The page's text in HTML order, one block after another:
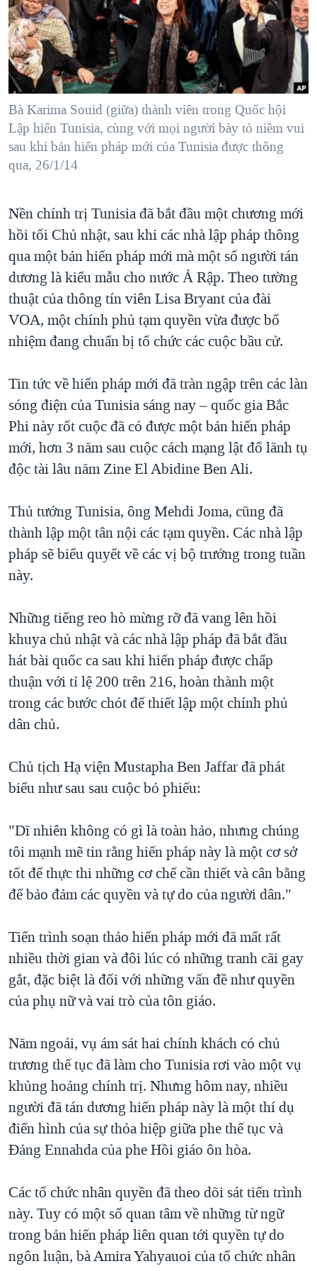
"Tìm"NGƯỜI VIỆT HẢI NGOẠI
ĐỜI SỐNG
KINH TẾ
KHOA HỌC
SỨC KHOẺ
VĂN HOÁ
THỂ THAO
TẠI
HÀNH TRÌNH BẦU CỬ 2024
MỘT NĂM CHIẾN TRANH TẠI DẢI GAZA
GIẢI MÃ VÀNH ĐAI & CON ĐƯỜNG
NGÀY TỊ NẠN THẾ GIỚI
TRỊNH VĨNH BÌNH - NGƯỜI HẠ 'BÊN THẮNG CUỘC'
GROUND ZERO – XƯA VÀ NAY
CÁC GIÁ TRỊ CỘNG HÒA Ở VIỆT NAM
THƯỢNG ĐỈNH TRUMP-KIM TẠI VIỆT NAM
TRỊNH VĨNH BÌNH VS. CHÍNH PHỦ VIỆT NAM
NGƯ DÂN VIỆT VÀ LÀN SÓNG TRỘM HẢI SÂM
BÊN KIA QUỐC LỘ: TIẾNG VỌNG TỪ NÔNG THÔN MỸ
QUAN HỆ VIỆT MỸ
VIDEO
NGHE
MẠNG XÃ HỘI
Ngôn ngữ khác
Bà Karima Souid (giữa) thành viên trong Quốc hội
Lập hiến Tunisia, cùng với mọi người bày tỏ niềm vui
sau khi bản hiến pháp mới của Tunisia được thông
qua, 26/1/14
Nền chính trị Tunisia đã bắt đầu một chương mới
hồi tối Chủ nhật, sau khi các nhà lập pháp thông
qua một bản hiến pháp mới mà một số người tán
dương là kiểu mẫu cho nước Ả Rập. Theo tường
thuật của thông tín viên Lisa Bryant của đài
VOA, một chính phủ tạm quyền vừa được bổ
nhiệm đang chuẩn bị tổ chức các cuộc bầu cử.
Tin tức về hiến pháp mới đã tràn ngập trên các làn
sóng điện của Tunisia sáng nay – quốc gia Bắc
Phi này rốt cuộc đã có được một bản hiến pháp
mới, hơn 3 năm sau cuộc cách mạng lật đổ lãnh tụ
độc tài lâu năm Zine El Abidine Ben Ali.
Thủ tướng Tunisia, ông Mehdi Joma, cũng đã
thành lập một tân nội các tạm quyền. Các nhà lập
pháp sẽ biểu quyết về các vị bộ trưởng trong tuần
này.
Những tiếng reo hò mừng rỡ đã vang lên hồi
khuya chủ nhật và các nhà lập pháp đã bắt đầu
hát bài quốc ca sau khi hiến pháp được chấp
thuận với tỉ lệ 200 trên 216, hoàn thành một
trong các bước chót để thiết lập một chính phủ
dân chủ.
Chủ tịch Hạ viện Mustapha Ben Jaffar đã phát
biểu như sau sau cuộc bỏ phiếu:
"Dĩ nhiên không có gì là toàn hảo, nhưng chúng
tôi mạnh mẽ tin rằng hiến pháp này là một cơ sở
tốt để thực thi những cơ chế cần thiết và cân bằng
để bảo đảm các quyền và tự do của người dân."
Tiến trình soạn thảo hiến pháp mới đã mất rất
nhiều thời gian và đôi lúc có những tranh cãi gay
gắt, đặc biệt là đối với những vấn đề như quyền
của phụ nữ và vai trò của tôn giáo.
Năm ngoái, vụ ám sát hai chính khách có chủ
trương thế tục đã làm cho Tunisia rơi vào một vụ
khủng hoảng chính trị. Nhưng hôm nay, nhiều
người đã tán dương hiến pháp này là một thí dụ
điển hình của sự thỏa hiệp giữa phe thế tục và
Đảng Ennahda của phe Hồi giáo ôn hòa.
Các tổ chức nhân quyền đã theo dõi sát tiến trình
này. Tuy có một số quan tâm về những từ ngữ
trong bản hiến pháp liên quan tới quyền tự do
ngôn luận, bà Amira Yahyauoi của tổ chức nhân